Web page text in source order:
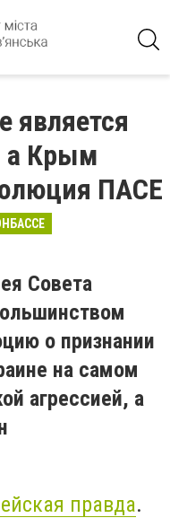
является
а Крым
ПАСЕ
Совета
о признании
на самом
агрессией, а
правда.